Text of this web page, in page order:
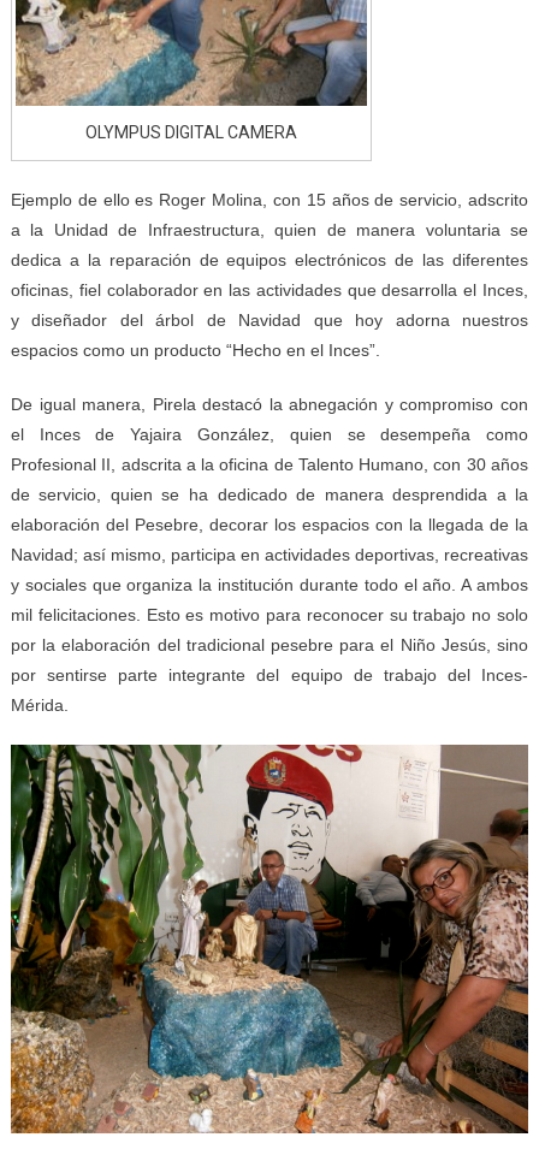
OLYMPUS DIGITAL CAMERA
Ejemplo de ello es Roger Molina, con 15 años de servicio, adscrito
a la Unidad de Infraestructura, quien de manera voluntaria se
dedica a la reparación de equipos electrónicos de las diferentes
oficinas, fiel colaborador en las actividades que desarrolla el Inces,
y diseñador del árbol de Navidad que hoy adorna nuestros
espacios como un producto “Hecho en el Inces”.
De igual manera, Pirela destacó la abnegación y compromiso con
el Inces de Yajaira González, quien se desempeña como
Profesional II, adscrita a la oficina de Talento Humano, con 30 años
de servicio, quien se ha dedicado de manera desprendida a la
elaboración del Pesebre, decorar los espacios con la llegada de la
Navidad; así mismo, participa en actividades deportivas, recreativas
y sociales que organiza la institución durante todo el año. A ambos
mil felicitaciones. Esto es motivo para reconocer su trabajo no solo
por la elaboración del tradicional pesebre para el Niño Jesús, sino
por sentirse parte integrante del equipo de trabajo del Inces-
Mérida.